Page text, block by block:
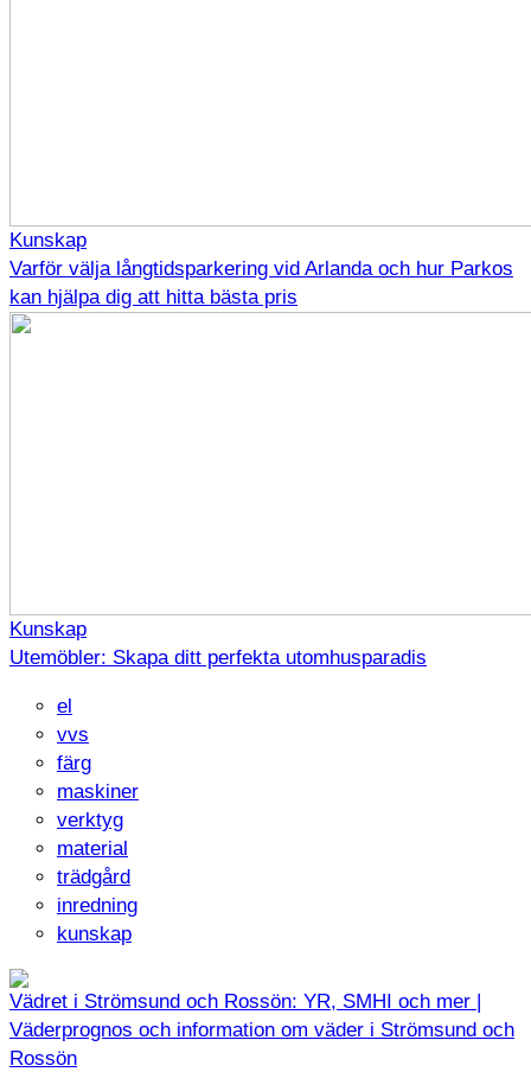
Kunskap
Varför välja långtidsparkering vid Arlanda och hur Parkos
kan hjälpa dig att hitta bästa pris
Kunskap
Utemöbler: Skapa ditt perfekta utomhusparadis
el
vvs
färg
maskiner
verktyg
material
trädgård
inredning
kunskap
Vädret i Strömsund och Rossön: YR, SMHI och mer |
Väderprognos och information om väder i Strömsund och
Rossön